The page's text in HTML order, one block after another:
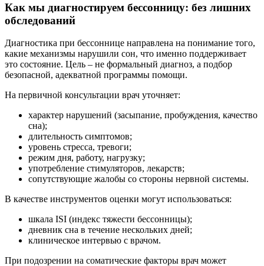
Как мы диагностируем бессонницу: без лишних
обследований
Диагностика при бессоннице направлена на понимание того,
какие механизмы нарушили сон, что именно поддерживает
это состояние. Цель – не формальный диагноз, а подбор
безопасной, адекватной программы помощи.
На первичной консультации врач уточняет:
характер нарушений (засыпание, пробуждения, качество
сна);
длительность симптомов;
уровень стресса, тревоги;
режим дня, работу, нагрузку;
употребление стимуляторов, лекарств;
сопутствующие жалобы со стороны нервной системы.
В качестве инструментов оценки могут использоваться:
шкала ISI (индекс тяжести бессонницы);
дневник сна в течение нескольких дней;
клиническое интервью с врачом.
При подозрении на соматические факторы врач может